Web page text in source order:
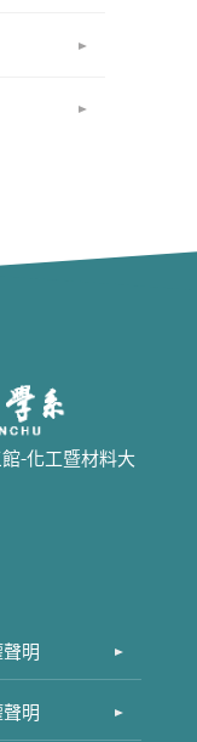
-化工暨材料大
明
明